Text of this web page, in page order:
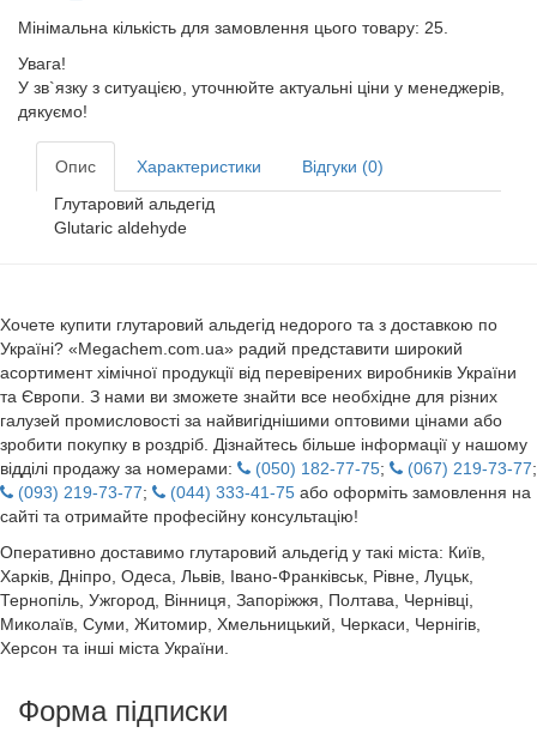
Мінімальна кількість для замовлення цього товару: 25.
Увага!
У зв`язку з ситуацією, уточнюйте актуальні ціни у менеджерів,
дякуємо!
Опис Характеристики
Відгуки (0)
Глутаровий альдегід
Glutaric aldehyde
Хочете купити глутаровий альдегід недорого та з доставкою по
Україні? «Megachem.com.ua» радий представити широкий
асортимент хімічної продукції від перевірених виробників України
та Європи. З нами ви зможете знайти все необхідне для різних
галузей промисловості за найвигіднішими оптовими цінами або
зробити покупку в роздріб. Дізнайтесь більше інформації у нашому
відділі продажу за номерами:
(050) 182-77-75; (067) 219-73-77;
(093) 219-73-77; (044) 333-41-75 або оформіть замовлення на
сайті та отримайте професійну консультацію!
Оперативно доставимо глутаровий альдегід у такі міста: Київ,
Харків, Дніпро, Одеса, Львів, Івано-Франківськ, Рівне, Луцьк,
Тернопіль, Ужгород, Вінниця, Запоріжжя, Полтава, Чернівці,
Миколаїв, Суми, Житомир, Хмельницький, Черкаси, Чернігів,
Херсон та інші міста України.
Форма підписки